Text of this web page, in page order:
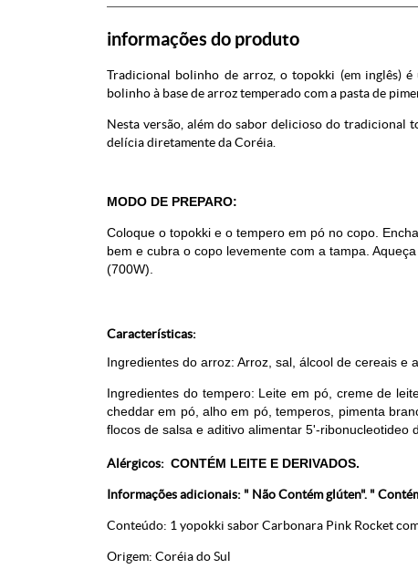
informações do produto
Tradicional bolinho de arroz, o topokki (em inglês)
bolinho à base de arroz temperado com a pasta de
Nesta versão, além do sabor delicioso do tradicional
delícia diretamente da Coréia.
MODO DE PREPARO:
Coloque o topokki e o tempero em pó no copo.
bem e cubra o copo levemente com a tampa.
(700W).
Características:
Ingredientes do arroz: Arroz, sal, álcool de cereais e
Ingredientes do tempero: Leite em pó, creme de
cheddar em pó, alho em pó, temperos, pimenta
flocos de salsa e aditivo alimentar 5'-ribonucleotideo
Alérgicos: CONTÉM LEITE E DERIVADOS.
Informações adicionais: " Não Contém glúten". "
Conteúdo: 1 yopokki sabor Carbonara Pink Rocket
Origem: Coréia do Sul